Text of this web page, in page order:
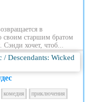
в
своим старшим братом
хочет, чтоб...
комедия
приключения